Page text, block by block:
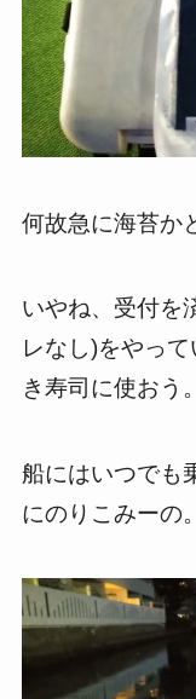
何故急に海苔か
いやね、受付を
レなし)をやっ
き寿司に使おう。
船にはいつでも
にのりこみーの。